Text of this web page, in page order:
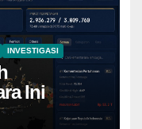
INVESTIGASI
Ini